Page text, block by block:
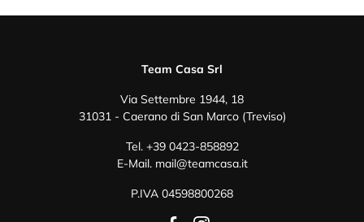
Team Casa Srl
Via Settembre 1944, 18
31031 - Caerano di San Marco (Treviso)
Tel. +39 0423-858892
E-Mail. mail@teamcasa.it
P.IVA 04598800268